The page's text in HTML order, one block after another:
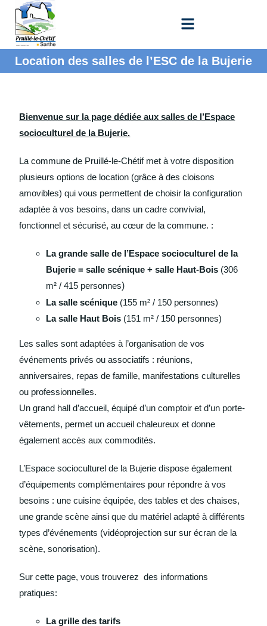
Location des salles de l’ESC de la Bujerie
Bienvenue sur la page dédiée aux salles de l’Espace
socioculturel de la Bujerie.
La commune de Pruillé-le-Chétif met à votre disposition
plusieurs options de location (grâce à des cloisons
amovibles) qui vous permettent de choisir la configuration
adaptée à vos besoins, dans un cadre convivial,
fonctionnel et sécurisé, au cœur de la commune. :
La grande salle de l’Espace socioculturel de la
Bujerie = salle scénique + salle Haut-Bois (306
m² / 415 personnes)
La salle scénique (155 m² / 150 personnes)
La salle Haut Bois (151 m² / 150 personnes)
Les salles sont adaptées à l’organisation de vos
événements privés ou associatifs : réunions,
anniversaires, repas de famille, manifestations culturelles
ou professionnelles.
Un grand hall d’accueil, équipé d’un comptoir et d’un porte-
vêtements, permet un accueil chaleureux et donne
également accès aux commodités.
L’Espace socioculturel de la Bujerie dispose également
d’équipements complémentaires pour répondre à vos
besoins : une cuisine équipée, des tables et des chaises,
une grande scène ainsi que du matériel adapté à différents
types d’événements (vidéoprojection sur sur écran de la
scène, sonorisation).
Sur cette page, vous trouverez des informations
pratiques:
La grille des tarifs